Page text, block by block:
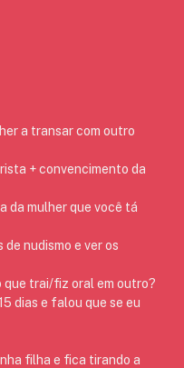
a transar com outro
+ convencimento da
da mulher que você tá
de nudismo e ver os
que trai/fiz oral em outro?
dias e falou que se eu
filha e fica tirando a